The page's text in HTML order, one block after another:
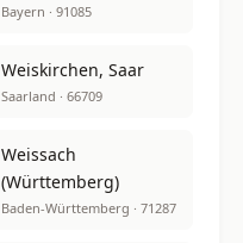
Bayern · 91085
Weiskirchen, Saar
Saarland · 66709
Weissach
(Württemberg)
Baden-Württemberg · 71287